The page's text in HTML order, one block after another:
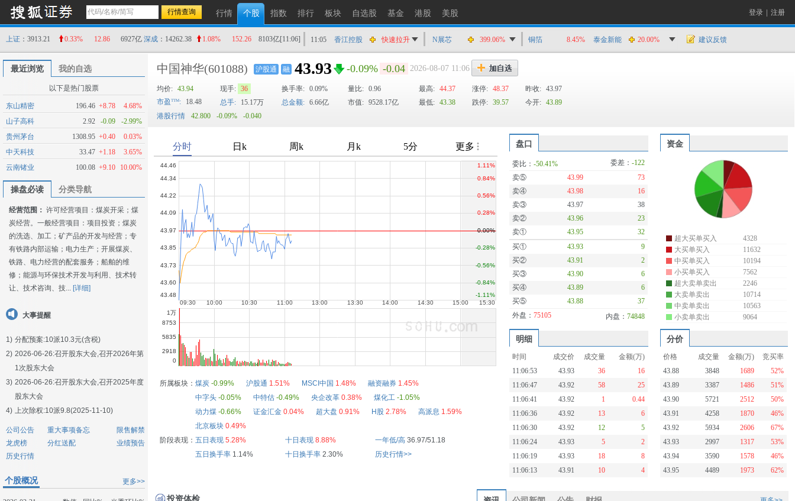
行情 个股 指数 排行 板块 自选股 基金 港股 美股 登录 注册
上证 ：3913.21 0.33% 12.86 6927亿 深成 ：14262.38 1.08% 152.26 8103亿[11:06]
11:05
生益电子
涨停
11:05
香江控股
快速拉升
11:05
华联控股
快速拉升
11:04
广康生化
11:04
正海生物
猛烈打压
N展芯 399.06% 铜箔 8.45% 泰金新能 20.00% 建议反馈
最近浏览 我的自选
以下是热门股票
东山精密 196.46 +8.78
4.68%
山子高科
2.92 -0.09
-2.99%
贵州茅台
1308.95 +0.40
0.03%
中天科技
33.47 +1.18
3.65%
云南锗业
100.08 +9.10 10.00%
操盘必读 分类导航
经营范围： 许可经营项目：煤炭开采；煤
炭经营。一般经营项目：项目投资；煤炭
的洗选、加工；矿产品的开发与经营；专
有铁路内部运输；电力生产；开展煤炭、
铁路、电力经营的配套服务；船舶的维
修；能源与环保技术开发与利用、技术转
让、技术咨询、技... [详细]
大事提醒
1) 分配预案:10派10.3元(含税)
2) 2026-06-26:召开股东大会,召开2026年第
1次股东大会
3) 2026-06-26:召开股东大会,召开2025年度
股东大会
4) 上次除权:10派9.8(2025-11-10)
公司公告 重大事项备忘
限售解禁
龙虎榜
分红送配
业绩预告
历史行情
更多>>
个股概况
中国神华(601088) 沪股通 融 43.93 -0.09% -0.04 2026-08-07 11:06
均价: 43.94 现手: 36 换手率: 0.09% 量比: 0.96 最高: 44.37 涨停: 48.37 昨收: 43.97
市盈
: 18.48 总手: 15.17万 总金额: 6.66亿 市值: 9528.17亿 最低: 43.38 跌停: 39.57 今开: 43.89
港股行情
42.800 -0.09% -0.040
所属板块： 煤炭 -0.99% 沪股通 1.51% MSCI中国 1.48% 融资融券 1.45%
中字头 -0.05% 中特估 -0.49% 央企改革 0.38% 煤化工 -1.05%
动力煤 -0.66% 证金汇金 0.04% 超大盘 0.91% H股 2.78% 高派息 1.59%
北京板块 0.49%
阶段表现： 五日表现 5.28% 十日表现 8.88% 一年低/高 36.97/51.18
五日换手率1.14% 十日换手率2.30% 历史行情>>
盘口 资金
委比：-50.41% 委差：-122
卖⑤
43.99
73
卖④
43.98
16
卖③
43.97
38
卖②
43.96
23
卖①
43.95
32
买①
43.93
9
买②
43.91
2
买③
43.90
6
买④
43.89
6
买⑤
43.88
37
外盘：75105 内盘：74848
超大买单买入
4328
大买单买入
11632
中买单买入
10194
小买单买入
7562
超大卖单卖出
2246
大卖单卖出
10714
中卖单卖出
10563
小卖单卖出
9064
明细 分价
时间 成交价 成交量
金额(万)
11:06:53
43.93 36
16
11:06:47
43.92 58
25
11:06:41
43.92 1
0.44
11:06:36
43.92 13
6
11:06:30
43.92 12
5
11:06:24
43.93 5
2
11:06:19
43.93 18
8
11:06:13
43.91 10 4
价格 成交量 金额(万)
竞买率
43.88
3848 1689
52%
43.89
3387 1486
51%
43.90
5721 2512
50%
43.91
4258 1870
46%
43.92
5934 2606
67%
43.93
2997 1317
53%
43.94
3590 1578
46%
43.95
4489 1973 62%
投资体检